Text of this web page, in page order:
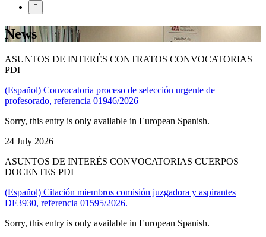
News
ASUNTOS DE INTERÉS CONTRATOS CONVOCATORIAS
PDI
(Español) Convocatoria proceso de selección urgente de
profesorado, referencia 01946/2026
Sorry, this entry is only available in European Spanish.
24 July 2026
ASUNTOS DE INTERÉS CONVOCATORIAS CUERPOS
DOCENTES PDI
(Español) Citación miembros comisión juzgadora y aspirantes
DF3930, referencia 01595/2026.
Sorry, this entry is only available in European Spanish.